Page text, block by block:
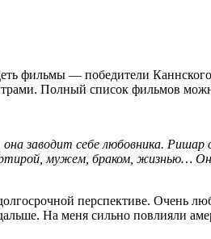
фильмы — победители
Полный список фильмов
заводит себе любовника.
мужем, браком, жизнью…
перспективе. Очень
На меня сильно повлияли